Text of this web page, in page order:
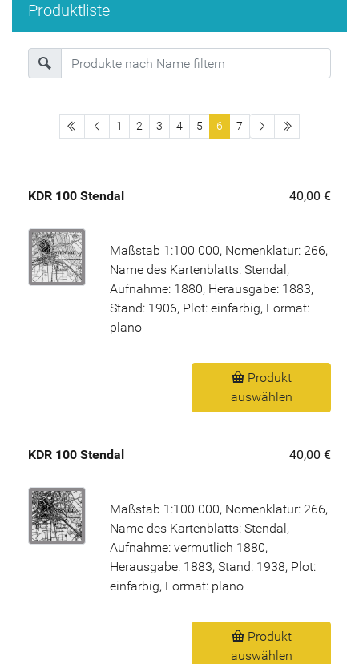
Produktliste
erste Seite
1 2 3 4 5 6 7 letzte Seite
KDR 100 Stendal 40,00 €
Maßstab 1:100 000, Nomenklatur: 266,
Name des Kartenblatts: Stendal,
Aufnahme: 1880, Herausgabe: 1883,
Stand: 1906, Plot: einfarbig, Format:
plano
Produkt
auswählen
KDR 100 Stendal 40,00 €
Maßstab 1:100 000, Nomenklatur: 266,
Name des Kartenblatts: Stendal,
Aufnahme: vermutlich 1880,
Herausgabe: 1883, Stand: 1938, Plot:
einfarbig, Format: plano
Produkt
auswählen